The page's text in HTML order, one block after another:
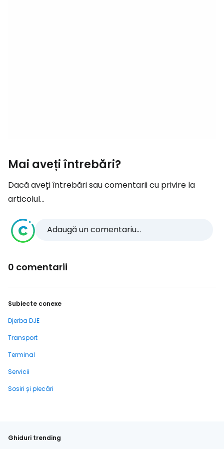
Mai aveți întrebări?
Dacă aveți întrebări sau comentarii cu privire la
articolul...
Adaugă un comentariu...
0 comentarii
Subiecte conexe
Djerba DJE
Transport
Terminal
Servicii
Sosiri și plecări
Ghiduri trending